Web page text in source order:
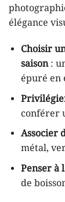
élégance
Choisir
saison:
épuré en
conférer
Associer
métal,
Penser à
de